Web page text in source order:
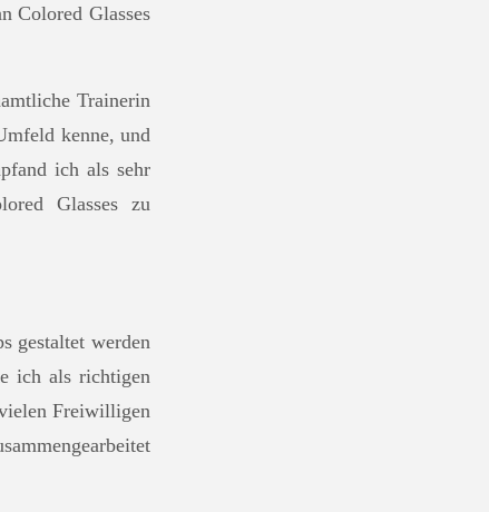
Colored Glasses
Trainerin
kenne, und
ich als sehr
Glasses zu
gestaltet werden
ich als richtigen
Freiwilligen